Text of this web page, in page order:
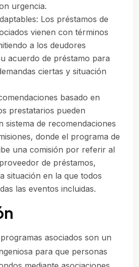
urgencia.
Los préstamos de
vienen con términos
a los deudores
acuerdo de préstamo para
ciertas y situación
basado en
prestatarios pueden
sistema de recomendaciones
donde el programa de
una comisión por referir al
de préstamos,
situación en la que todos
las eventos incluidas.
asociados son un
para que personas